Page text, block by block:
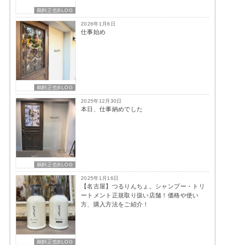
鵜飼正也BLOG
鵜飼正也BLOG
2026年1月6日
仕事始め
鵜飼正也BLOG
2025年12月30日
本日、仕事納めでした
鵜飼正也BLOG
2025年1月16日
【名古屋】つるりんちょ。シャンプー・トリ
ートメント正規取り扱い店舗！価格や使い
方、購入方法をご紹介！